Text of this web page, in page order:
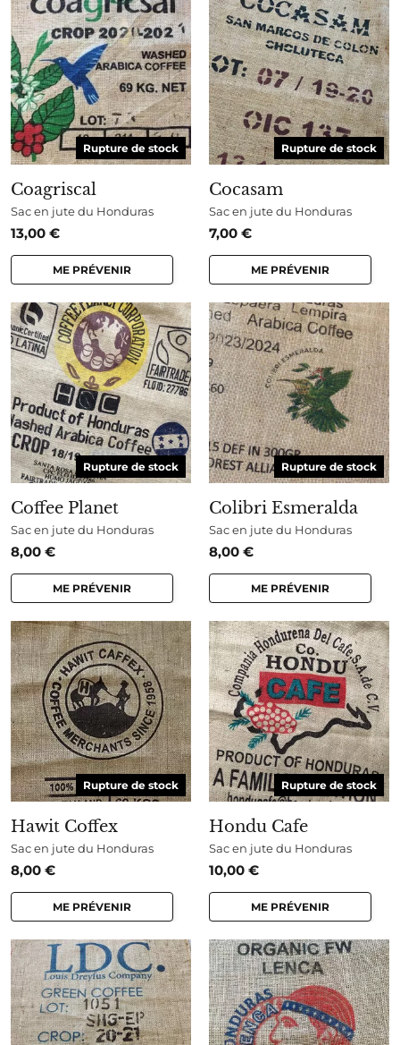
Rupture de stock
Coagriscal
Sac en jute du Honduras
13,00 €
ME PRÉVENIR
Rupture de stock
Cocasam
Sac en jute du Honduras
7,00 €
ME PRÉVENIR
Rupture de stock
Coffee Planet
Sac en jute du Honduras
8,00 €
ME PRÉVENIR
Rupture de stock
Colibri Esmeralda
Sac en jute du Honduras
8,00 €
ME PRÉVENIR
Rupture de stock
Hawit Coffex
Sac en jute du Honduras
8,00 €
ME PRÉVENIR
Rupture de stock
Hondu Cafe
Sac en jute du Honduras
10,00 €
ME PRÉVENIR